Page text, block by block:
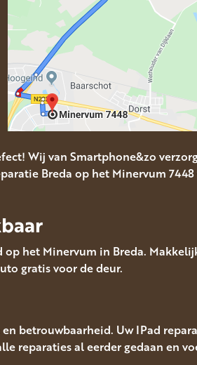
Wij van Smartphone&zo
Breda op het Minervum
op het Minervum in Breda.
gratis voor de deur.
betrouwbaarheid. Uw IPad
reparaties al eerder gedaan en